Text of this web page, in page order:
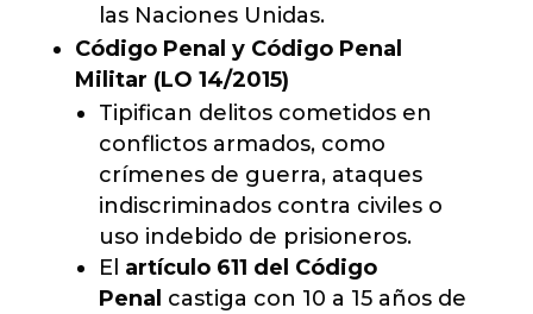
las Naciones Unidas.
Código Penal y Código Penal
Militar (LO 14/2015)
Tipifican delitos cometidos en
conflictos armados, como
crímenes de guerra, ataques
indiscriminados contra civiles o
uso indebido de prisioneros.
El artículo 611 del Código
Penal castiga con 10 a 15 años de